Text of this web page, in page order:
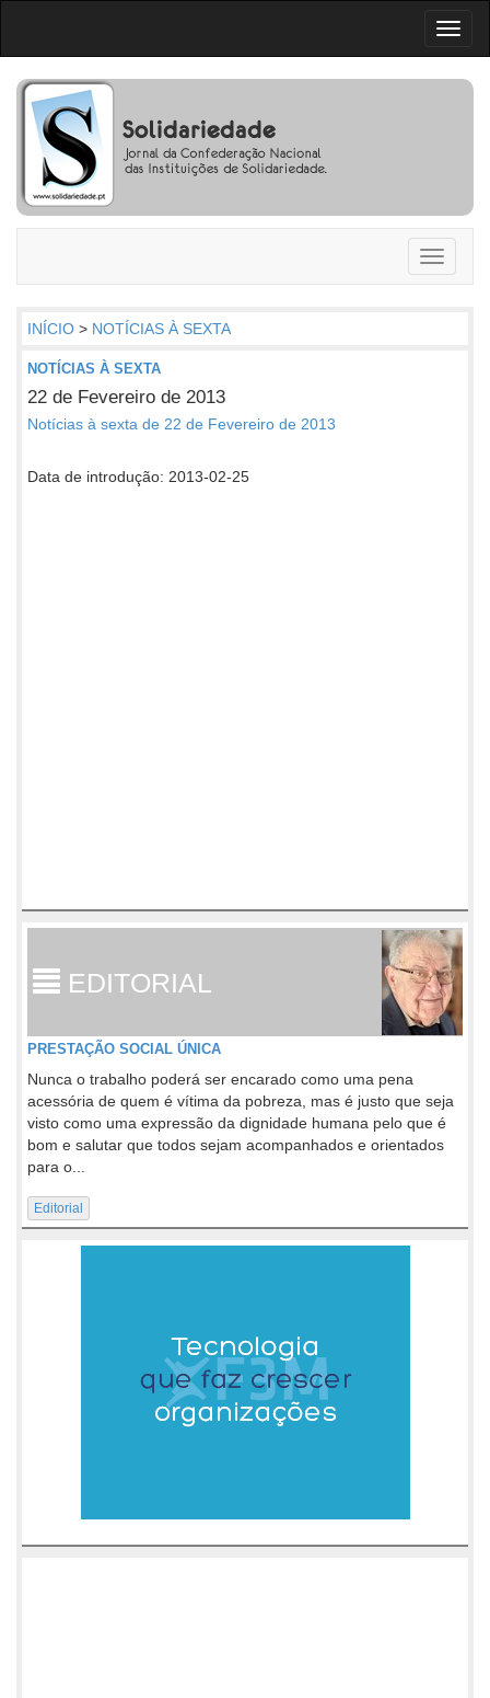
Toggle
INÍCIO > NOTÍCIAS À SEXTA
NOTÍCIAS À SEXTA
22 de Fevereiro de 2013
Notícias à sexta de 22 de Fevereiro de 2013
Data de introdução: 2013-02-25
EDITORIAL
PRESTAÇÃO SOCIAL ÚNICA
Nunca o trabalho poderá ser encarado como uma pena
acessória de quem é vítima da pobreza, mas é justo que seja
visto como uma expressão da dignidade humana pelo que é
bom e salutar que todos sejam acompanhados e orientados
para o...
Editorial